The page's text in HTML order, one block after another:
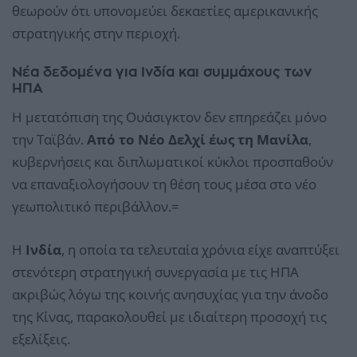
θεωρούν ότι υπονομεύει δεκαετίες αμερικανικής
στρατηγικής στην περιοχή.
Νέα δεδομένα για Ινδία και συμμάχους των
ΗΠΑ
Η μετατόπιση της Ουάσιγκτον δεν επηρεάζει μόνο
την Ταϊβάν. Από το Νέο Δελχί έως τη Μανίλα,
κυβερνήσεις και διπλωματικοί κύκλοι προσπαθούν
να επαναξιολογήσουν τη θέση τους μέσα στο νέο
γεωπολιτικό περιβάλλον.=
Η Ινδία, η οποία τα τελευταία χρόνια είχε αναπτύξει
στενότερη στρατηγική συνεργασία με τις ΗΠΑ
ακριβώς λόγω της κοινής ανησυχίας για την άνοδο
της Κίνας, παρακολουθεί με ιδιαίτερη προσοχή τις
εξελίξεις.